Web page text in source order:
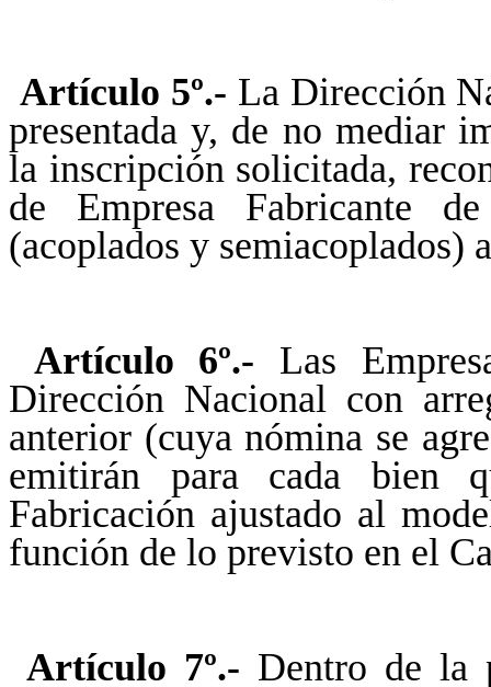
Artículo 5º.- La Dirección
presentada y, de no mediar
la inscripción solicitada,
de Empresa Fabricante
(acoplados y semiacoplados)
Artículo 6º.- Las
Dirección Nacional con
anterior (cuya nómina se
emitirán para cada bien
Fabricación ajustado al
función de lo previsto en el
Artículo 7º.- Dentro de la